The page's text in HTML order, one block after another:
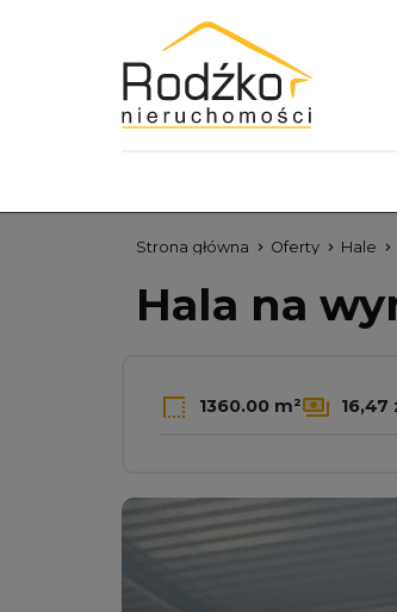
Strona główna Oferty Hale
Hala na
1360.00 m² 16,47